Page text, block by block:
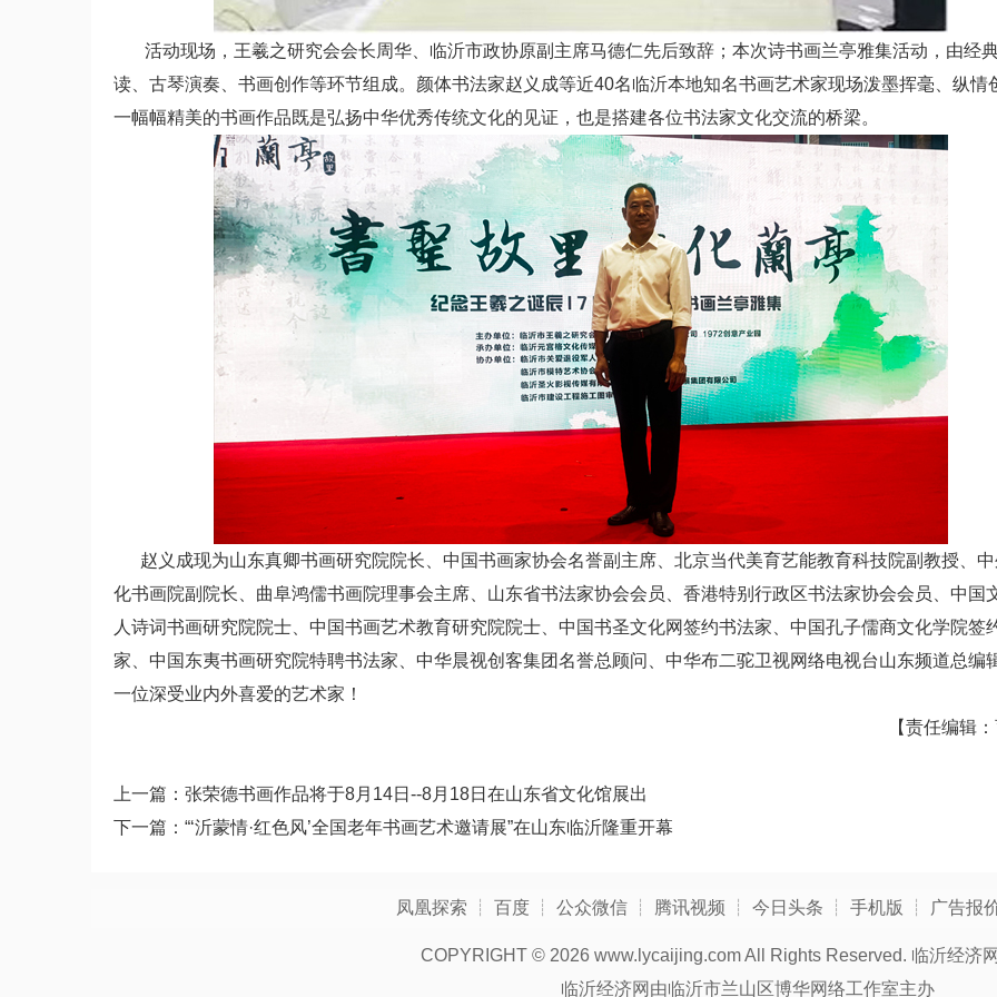
活动现场，王羲之研究会会长周华、临沂市政协原副主席马德仁先后致辞；本次诗书画兰亭雅集活动，由经
读、古琴演奏、书画创作等环节组成。颜体书法家赵义成等近40名临沂本地知名书画艺术家现场泼墨挥毫、纵情
一幅幅精美的书画作品既是弘扬中华优秀传统文化的见证，也是搭建各位书法家文化交流的桥梁。
赵义成现为山东真卿书画研究院院长、中国书画家协会名誉副主席、北京当代美育艺能教育科技院副教授、中
化书画院副院长、曲阜鸿儒书画院理事会主席、山东省书法家协会会员、香港特别行政区书法家协会会员、中国
人诗词书画研究院院士、中国书画艺术教育研究院院士、中国书圣文化网签约书法家、中国孔子儒商文化学院签
家、中国东夷书画研究院特聘书法家、中华晨视创客集团名誉总顾问、中华布二驼卫视网络电视台山东频道总编
一位深受业内外喜爱的艺术家！
【责任编辑：
上一篇： 张荣德书画作品将于8月14日--8月18日在山东省文化馆展出
下一篇： “‘沂蒙情·红色风’全国老年书画艺术邀请展”在山东临沂隆重开幕
凤凰探索 ┊ 百度 ┊ 公众微信 ┊ 腾讯视频 ┊ 今日头条 ┊ 手机版 ┊ 广告报
COPYRIGHT © 2026 www.lycaijing.com All Rights Reserved. 临沂经济网
临沂经济网由临沂市兰山区博华网络工作室主办